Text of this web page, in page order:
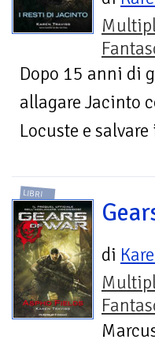
Dopo 15 anni di
allagare Jacinto
Locuste e
LIBRI
di